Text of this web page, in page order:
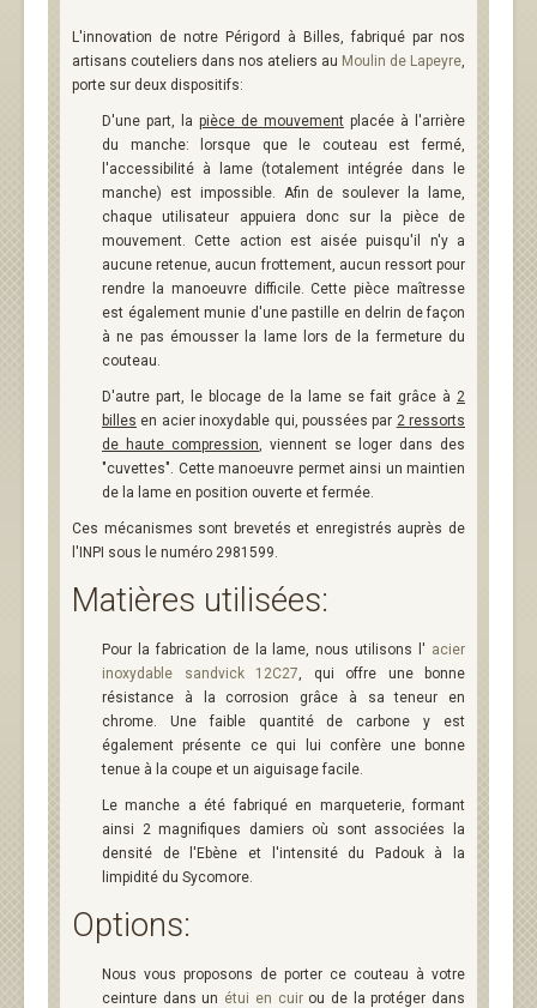
L'innovation de notre Périgord à Billes, fabriqué par nos
artisans couteliers dans nos ateliers au Moulin de Lapeyre,
porte sur deux dispositifs:
D'une part, la pièce de mouvement placée à l'arrière
du manche: lorsque que le couteau est fermé,
l'accessibilité à lame (totalement intégrée dans le
manche) est impossible. Afin de soulever la lame,
chaque utilisateur appuiera donc sur la pièce de
mouvement. Cette action est aisée puisqu'il n'y a
aucune retenue, aucun frottement, aucun ressort pour
rendre la manoeuvre difficile. Cette pièce maîtresse
est également munie d'une pastille en delrin de façon
à ne pas émousser la lame lors de la fermeture du
couteau.
D'autre part, le blocage de la lame se fait grâce à 2
billes en acier inoxydable qui, poussées par 2 ressorts
de haute compression, viennent se loger dans des
"cuvettes". Cette manoeuvre permet ainsi un maintien
de la lame en position ouverte et fermée.
Ces mécanismes sont brevetés et enregistrés auprès de
l'INPI sous le numéro 2981599.
Matières utilisées:
Pour la fabrication de la lame, nous utilisons l' acier
inoxydable sandvick 12C27, qui offre une bonne
résistance à la corrosion grâce à sa teneur en
chrome. Une faible quantité de carbone y est
également présente ce qui lui confère une bonne
tenue à la coupe et un aiguisage facile.
Le manche a été fabriqué en marqueterie, formant
ainsi 2 magnifiques damiers où sont associées la
densité de l'Ebène et l'intensité du Padouk à la
limpidité du Sycomore.
Options:
Nous vous proposons de porter ce couteau à votre
ceinture dans un étui en cuirou de la protéger dans